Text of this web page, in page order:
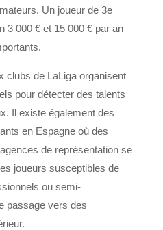
Un joueur de 3e
3 000 € et 15 000 € par an
clubs de LaLiga organisent
pour détecter des talents
Il existe également des
en Espagne où des
de représentation se
joueurs susceptibles de
ou semi-
passage vers des